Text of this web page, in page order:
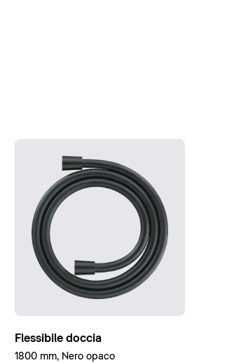
Flessibile doccia
1800 mm, Nero opaco